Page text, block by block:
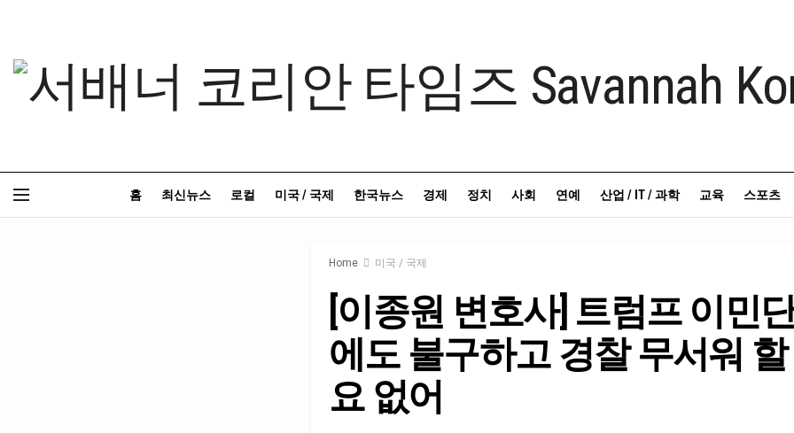
홈 최신뉴스 로컬 미국 / 국제 한국뉴스 경제 정치 사회 연예 산업 / IT / 과학 교육 스포츠
Home 미국 / 국제
[이종원 변호사] 트럼프 이민
에도 불구하고 경찰 무서워 할
요 없어